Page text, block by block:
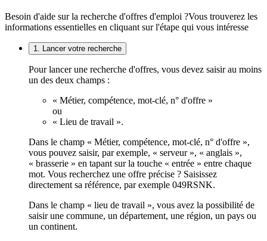
Besoin d'aide sur la recherche d'offres d'emploi ?Vous trouverez les
informations essentielles en cliquant sur l'étape qui vous intéresse
1. Lancer votre recherche
Pour lancer une recherche d'offres, vous devez saisir au moins
un des deux champs :
« Métier, compétence, mot-clé, n° d'offre »
ou
« Lieu de travail ».
Dans le champ « Métier, compétence, mot-clé, n° d'offre »,
vous pouvez saisir, par exemple, « serveur », « anglais »,
« brasserie » en tapant sur la touche « entrée » entre chaque
mot. Vous recherchez une offre précise ? Saisissez
directement sa référence, par exemple 049RSNK.
Dans le champ « lieu de travail », vous avez la possibilité de
saisir une commune, un département, une région, un pays ou
un continent.